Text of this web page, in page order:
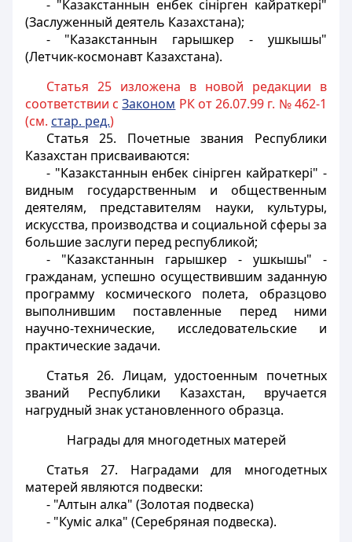
- "Казакстаннын енбек сiнiрген кайраткерi"
(Заслуженный деятель Казахстана);
- "Казакстаннын гарышкер - ушкышы"
(Летчик-космонавт Казахстана).
Статья 25 изложена в новой редакции в
соответствии сЗаконом РК от 26.07.99 г. № 462-1
(см. стар. ред.)
Статья 25. Почетные звания Республики
Казахстан присваиваются:
- "Казакстаннын енбек сiнiрген кайраткерi" -
видным государственным и общественным
деятелям, представителям науки, культуры,
искусства, производства и социальной сферы за
большие заслуги перед республикой;
- "Казакстаннын гарышкер - ушкышы" -
гражданам, успешно осуществившим заданную
программу космического полета, образцово
выполнившим поставленные перед ними
научно-технические, исследовательские и
практические задачи.
Статья 26. Лицам, удостоенным почетных
званий Республики Казахстан, вручается
нагрудный знак установленного образца.
Награды для многодетных матерей
Статья 27. Наградами для многодетных
матерей являются подвески:
- "Алтын алка" (Золотая подвеска)
- "Кумiс алка" (Серебряная подвеска).